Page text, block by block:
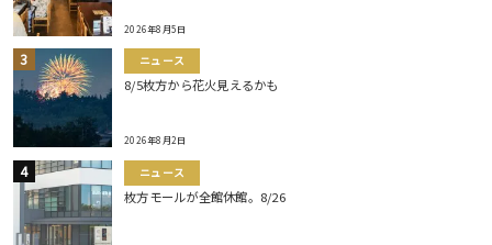
2026年8月5日
ニュース
8/5枚方から花火見えるかも
2026年8月2日
ニュース
枚方モールが全館休館。8/26